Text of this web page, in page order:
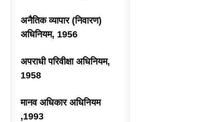
अनैतिक व्यापार (निवारण)
अधिनियम, 1956
अपराधी परिवीक्षा अधिनियम,
1958
मानव अधिकार अधिनियम
,1993